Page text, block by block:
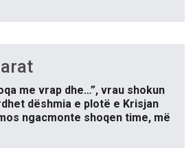
me vrap dhe…”, vrau shokun
dëshmia e plotë e Krisjan
ngacmonte shoqen time, më